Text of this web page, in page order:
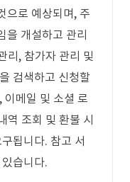
으로 예상되며, 주
을 개설하고 관리
리, 참가자 관리 및
검색하고 신청할
이메일 및 소셜 로
역 조회 및 환불 시
됩니다. 참고 서
습니다.